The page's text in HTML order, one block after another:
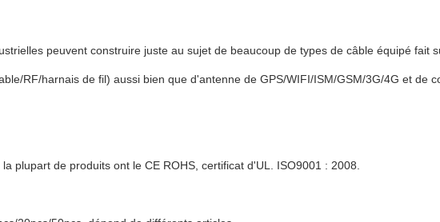
peuvent construire juste au sujet de beaucoup de types de câble équipé fait
RF/harnais de fil) aussi bien que d'antenne de GPS/WIFI/ISM/GSM/3G/4G et de
plupart de produits ont le CE ROHS, certificat d'UL. ISO9001 : 2008.